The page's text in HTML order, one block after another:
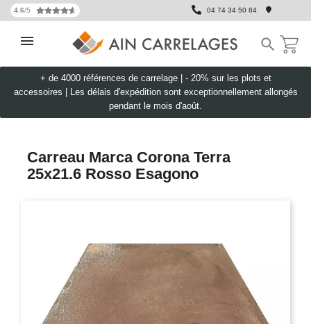
4.6/5 04 74 34 50 84

+ de 4000 références de carrelage | - 20% sur les plots et
accessoires
Les délais d'expédition sont exceptionnellement allongés
pendant le mois d'août.
Carreau Marca Corona Terra
25x21.6 Rosso Esagono